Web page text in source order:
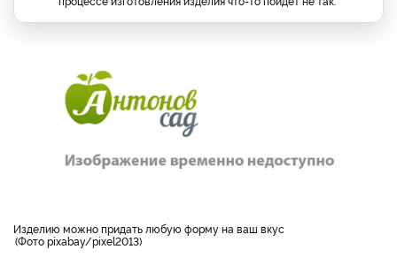
изделию можно придать любую форму на ваш вкус
Фото pixabay/pixel2013